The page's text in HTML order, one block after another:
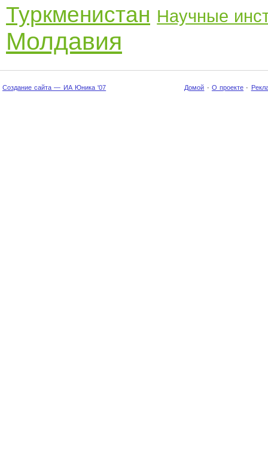
Туркменистан Научные
Молдавия
Создание сайта — ИА Юника '07 Домой · О проекте ·